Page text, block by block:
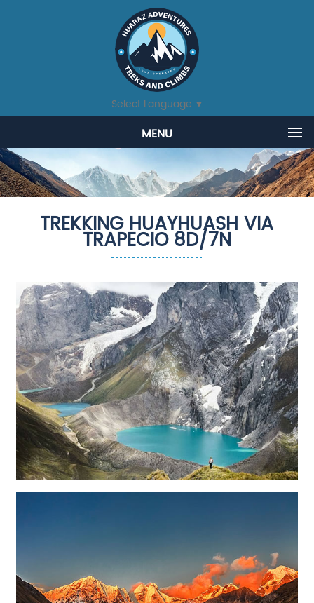
Select Language ▼
MENU
TREKKING HUAYHUASH VIA
TRAPECIO 8D/7N